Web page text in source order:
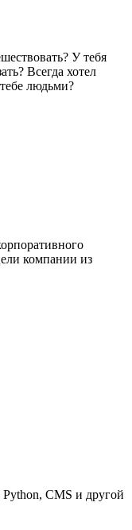
У тебя
Всегда хотел
людьми?
компании из